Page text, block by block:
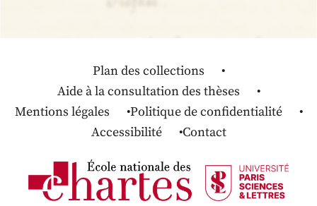
Plan des collections
Aide à la consultation des thèses
Mentions légales
Politique de confidentialité
Accessibilité
Contact